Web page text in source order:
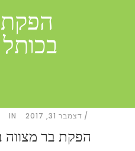
הפקת
בכותל
דצמבר 31, 2017 IN
הפקת בר מצווה